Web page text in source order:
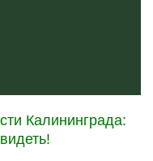
Калининграда: